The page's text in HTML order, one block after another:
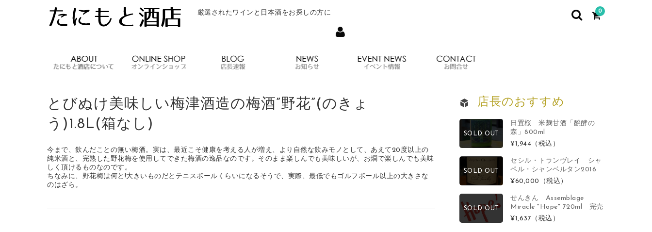
厳選されたワインと日本酒をお探しの方に 0
たにもと酒店についてオンラインショップ店長速報 お知らせ イベント情報
とびぬけ美味しい梅津酒造の梅酒”野花”(のきょ
う)1.8L(箱なし)
今まで、飲んだことの無い梅酒。実は、最近こそ健康を考える人が増え、より自然な飲みモノとして、あえて20度以上の
純米酒と、完熟した野花梅を使用してできた梅酒の逸品なのです。そのまま楽しんでも美味しいが、お燗で楽しんでも美味
しく頂けるものなのです。
ちなみに、野花梅は何と!大きいものだとテニスボールくらいになるそうで、実際、最低でもゴルフボール以上の大きさな
のはざら。
店長のおすすめ
SOLD OUT
日置桜 米麹甘酒「醗酵の
森」800ml
¥1,944 （税込）
SOLD OUT
セシル・トランヴレイ シャ
ペル・シャンベルタン2016
¥60,000 （税込）
SOLD OUT
せんきん Assemblage
Miracle "Hope" 720ml 完売
¥1,637 （税込）